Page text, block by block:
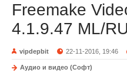
Freemake
4.1.9.47 ML/
vipdepbit 22-11-2016, 19:46
Аудио и видео (Софт)